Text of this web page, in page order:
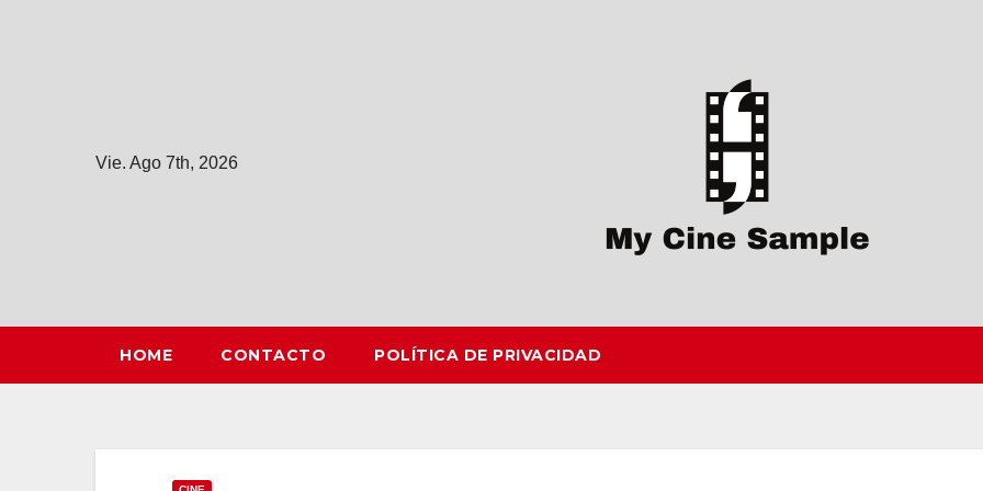
Vie. Ago 7th, 2026
HOME CONTACTO POLÍTICA DE PRIVACIDAD